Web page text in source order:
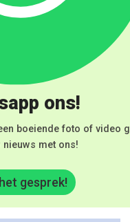
ons!
boeiende foto of video
nieuws met ons!
gesprek!